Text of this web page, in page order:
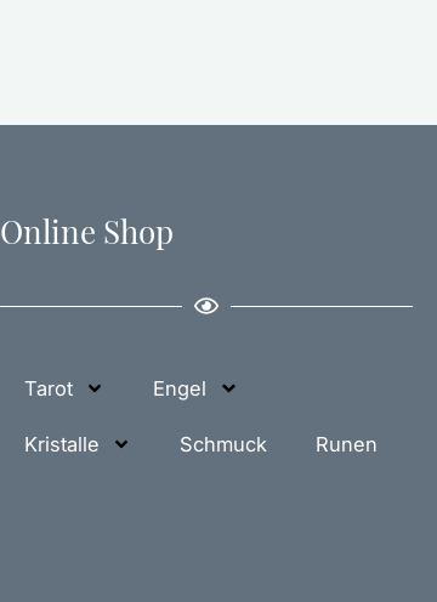
Online Shop
Tarot Engel
Kristalle Schmuck Runen